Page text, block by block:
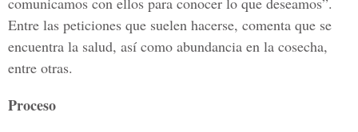
Entre las peticiones que suelen hacerse, comenta que se
encuentra la salud, así como abundancia en la cosecha,
entre otras.
Proceso